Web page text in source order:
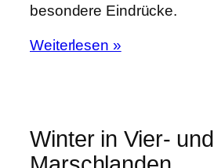
besondere Eindrücke.
Weiterlesen »
Winter in Vier- und